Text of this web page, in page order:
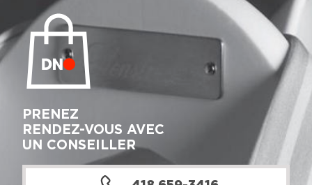
PRENEZ
RENDEZ-VOUS AVEC
UN CONSEILLER